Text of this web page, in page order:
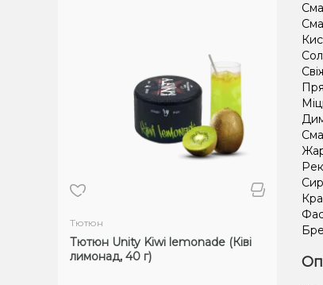
Тютюн
Тютюн Unity Kiwi lemonade (Ківі
лимонад, 40 г)